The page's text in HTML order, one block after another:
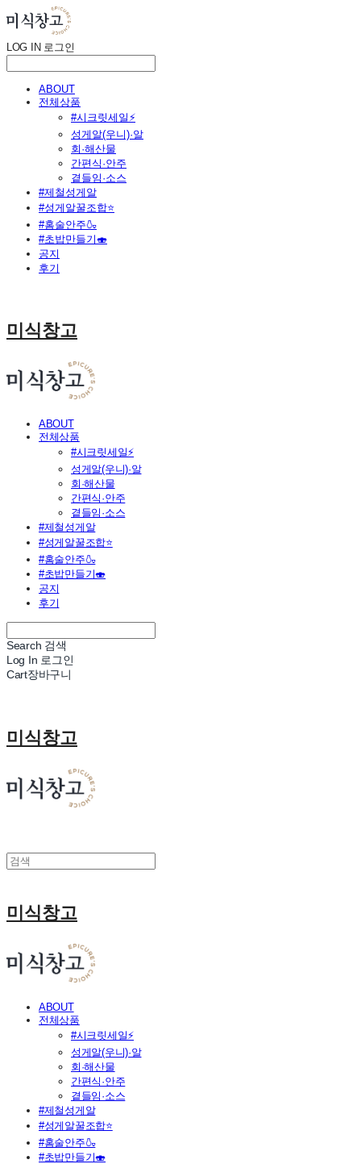
LOG IN 로그인
ABOUT
전체상품
#시크릿세일⚡
성게알(우니)·알
회·해산물
간편식·안주
곁들임·소스
#제철성게알
#성게알꿀조합⭐
#홈술안주🍶
#초밥만들기🍣
공지
후기
미식창고
ABOUT
전체상품
#시크릿세일⚡
성게알(우니)·알
회·해산물
간편식·안주
곁들임·소스
#제철성게알
#성게알꿀조합⭐
#홈술안주🍶
#초밥만들기🍣
공지
후기
Search 검색
Log In 로그인
Cart장바구니
미식창고
미식창고
ABOUT
전체상품
#시크릿세일⚡
성게알(우니)·알
회·해산물
간편식·안주
곁들임·소스
#제철성게알
#성게알꿀조합⭐
#홈술안주🍶
#초밥만들기🍣